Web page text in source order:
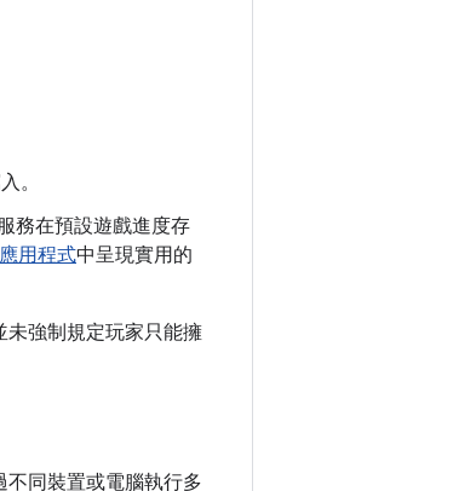
。
務在預設遊戲進度存
用程式中呈現實用的
未強制規定玩家只能擁
同裝置或電腦執行多